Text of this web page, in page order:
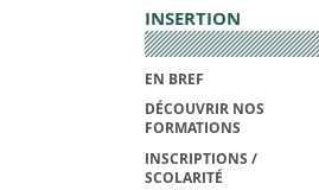
INSERTION
EN BREF
DÉCOUVRIR NOS
FORMATIONS
INSCRIPTIONS /
SCOLARITÉ